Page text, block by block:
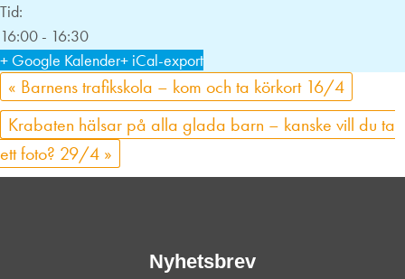
Tid:
16:00 - 16:30
+ Google Kalender+ iCal-export
« Barnens trafikskola – kom och ta körkort 16/4
Krabaten hälsar på alla glada barn – kanske vill du ta
ett foto? 29/4 »
Nyhetsbrev